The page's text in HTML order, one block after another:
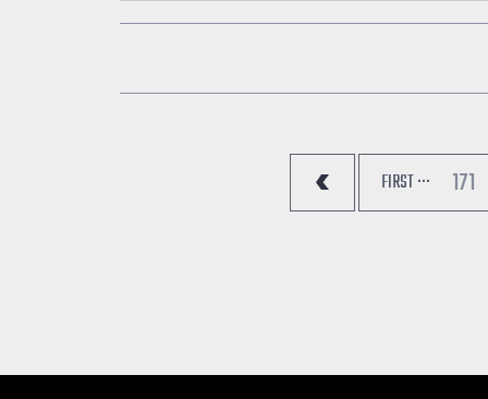
FIRST ··· 171